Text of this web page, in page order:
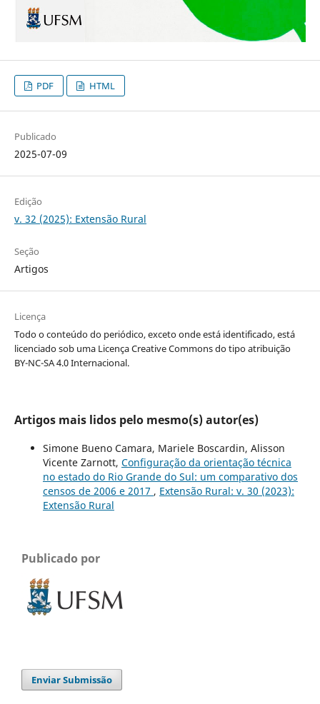
PDF HTML
Publicado
2025-07-09
Edição
v. 32 (2025): Extensão Rural
Seção
Artigos
Licença
Todo o conteúdo do periódico, exceto onde está identificado, está
licenciado sob uma Licença Creative Commons do tipo atribuição
BY-NC-SA 4.0 Internacional.
Artigos mais lidos pelo mesmo(s) autor(es)
Simone Bueno Camara, Mariele Boscardin, Alisson
Vicente Zarnott, Configuração da orientação técnica
no estado do Rio Grande do Sul: um comparativo dos
censos de 2006 e 2017 , Extensão Rural: v. 30 (2023):
Extensão Rural
Publicado por
Enviar Submissão